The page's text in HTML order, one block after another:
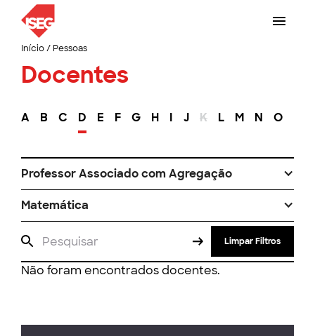
Início/ Pessoas
Docentes
A B C D E F G H I J K L M N O
Professor Associado com Agregação
Matemática
Limpar Filtros
Não foram encontrados docentes.